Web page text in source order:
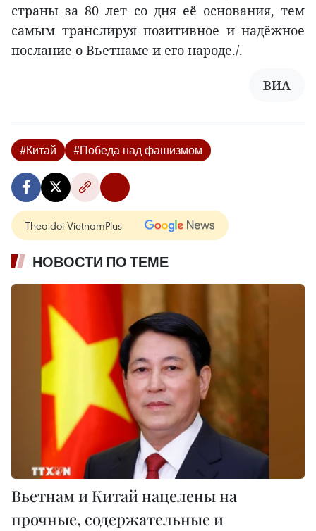
страны за 80 лет со дня её основания, тем
самым транслируя позитивное и надёжное
послание о Вьетнаме и его народе./.
ВИА
#Китай #Победа над фашизмом
Theo dõi VietnamPlus
НОВОСТИ ПО ТЕМЕ
Вьетнам и Китай нацелены на
прочные, содержательные и